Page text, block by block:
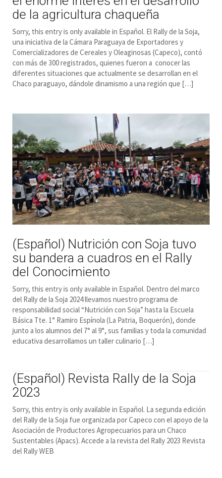
de la agricultura chaqueña
Sorry, this entry is only available in Español. El Rally de la Soja,
una iniciativa de la Cámara Paraguaya de Exportadores y
Comercializadores de Cereales y Oleaginosas (Capeco), contó
con más de 300 registrados, quienes fueron a conocer las
diferentes situaciones que actualmente se desarrollan en el
Chaco paraguayo, dándole dinamismo a una región que […]
(Español) Nutrición con Soja tuvo
su bandera a cuadros en el Rally
del Conocimiento
Sorry, this entry is only available in Español. Dentro del marco
del Rally de la Soja 2024 llevamos nuestro programa de
responsabilidad social “Nutrición con Soja” hasta la Escuela
Básica Tte. 1° Ramiro Espínola (La Patria, Boquerón), donde
junto a los alumnos del 7° al 9°, sus familias y toda la comunidad
educativa desarrollamos un taller culinario […]
(Español) Revista Rally de la Soja
2023
Sorry, this entry is only available in Español. La segunda edición
del Rally de la Soja fue organizada por Capeco con el apoyo de la
Asociación de Productores Agropecuarios para un Chaco
Sustentables (Apacs). Accede a la revista del Rally 2023 Revista
del Rally WEB